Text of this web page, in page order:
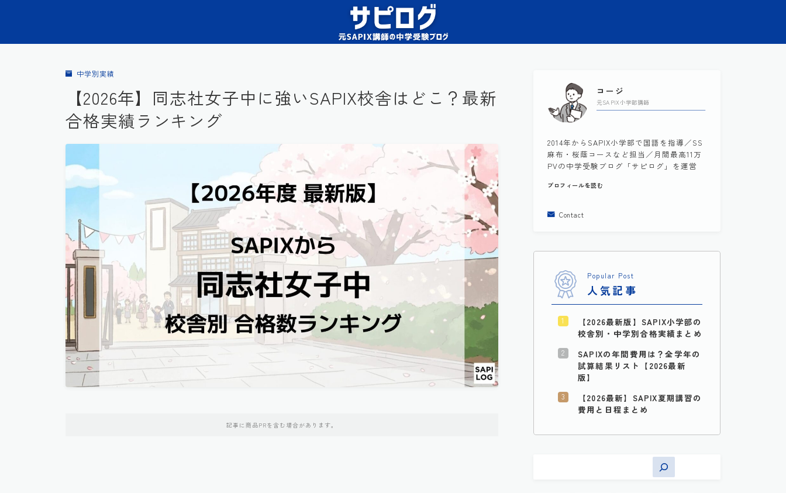
中学別実績
【2026年】同志社女子中に強いSAPIX校舎はどこ？最新
合格実績ランキング
記事に商品PRを含む場合があります。
コージ
元SAPIX小学部講師
2014年からSAPIX小学部で国語を指導／SS
麻布・桜蔭コースなど担当／月間最高11万
PVの中学受験ブログ「サピログ」を運営
プロフィールを読む
Contact
Popular Post
人気記事
【2026最新版】SAPIX小学部の
校舎別・中学別合格実績まとめ
SAPIXの年間費用は？全学年の
試算結果リスト【2026最新
版】
【2026最新】SAPIX夏期講習の
費用と日程まとめ